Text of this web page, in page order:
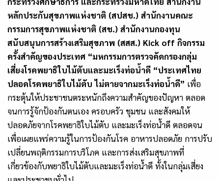
หลักประกันสุขภาพแห่งชาติ (สปสช.) สำนักงานคณะ
กรรมการสุขภาพแห่งชาติ (สช.) สำนักงานกองทุน
สนับสนุนการสร้างเสริมสุขภาพ (สสส.) Kick off กิจกรรม
ครั้งสำคัญของประเทศ “มหกรรมการตรวจคัดกรองกลุ่ม
เสี่ยงโรคพยาธิใบไม้ตับและมะเร็งท่อน้ำดี “ประเทศไทย
ปลอดโรคพยาธิใบไม้ตับ ไม่ตายจากมะเร็งท่อน้ำดี” เพื่อ
กระตุ้นให้ประชาชนตระหนักถึงความสำคัญของปัญหา ตลอด
จนการรู้จักป้องกันตนเอง ครอบครัว ชุมชน และสังคมให้
ปลอดภัยจากโรคพยาธิใบไม้ตับ และมะเร็งท่อน้ำดี ตลอดจน
เพื่อเผยแพร่ความรู้ในการป้องกันโรค อาหารปลอดภัย การปรับ
เปลี่ยนพฤติกรรมการบริโภค และการส่งเสริมสุขภาพที่
เกี่ยวข้องกับพยาธิใบไม้ตับและมะเร็งท่อน้ำดี ทั้งในกลุ่มเสี่ยง